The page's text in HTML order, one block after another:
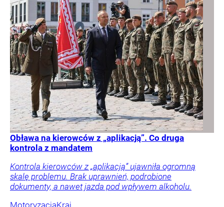
Obława na kierowców z „aplikacją”. Co druga
kontrola z mandatem
Kontrola kierowców z „aplikacją” ujawniła ogromną
skalę problemu. Brak uprawnień, podrobione
dokumenty, a nawet jazda pod wpływem alkoholu.
MotoryzacjaKraj